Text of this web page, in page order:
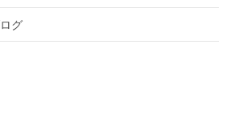
グ